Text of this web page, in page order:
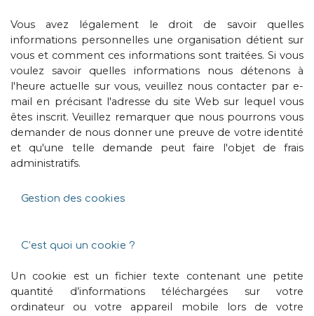
Vous avez légalement le droit de savoir quelles
informations personnelles une organisation détient sur
vous et comment ces informations sont traitées. Si vous
voulez savoir quelles informations nous détenons à
l'heure actuelle sur vous, veuillez nous contacter par e-
mail en précisant l'adresse du site Web sur lequel vous
êtes inscrit. Veuillez remarquer que nous pourrons vous
demander de nous donner une preuve de votre identité
et qu'une telle demande peut faire l'objet de frais
administratifs.
Gestion des cookies
C’est quoi un cookie ?
Un cookie est un fichier texte contenant une petite
quantité d’informations téléchargées sur votre
ordinateur ou votre appareil mobile lors de votre